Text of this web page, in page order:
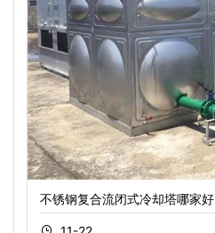
不锈钢复合流闭式冷却塔哪家好